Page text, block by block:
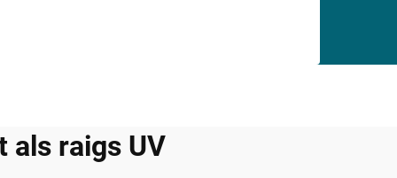
als raigs UV